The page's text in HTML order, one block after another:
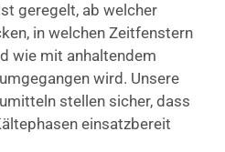
geregelt, ab welcher
in welchen Zeitfenstern
wie mit anhaltendem
wird. Unsere
stellen sicher, dass
einsatzbereit